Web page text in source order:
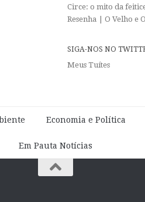
Circe: o mito da
Resenha | O Velho e
SIGA-NOS NO
Meus Tuítes
Economia e Política
Em Pauta Notícias